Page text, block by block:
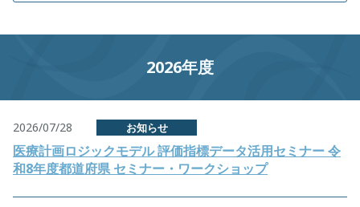
2026年度
2026/07/28 お知らせ
医療計画ロジックモデル 評価指標データ活用セミナー 令
和8年度都道府県 セミナー・ワークショップ